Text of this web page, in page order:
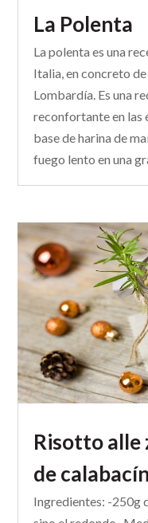
La Polenta
La polenta es una
Italia, en concreto
Lombardía. Es una
reconfortante en las
base de harina de
fuego lento en una
Risotto alle
de
Ingredientes: -250g